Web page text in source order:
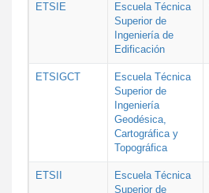
ETSIE
Escuela Técnica
Superior de
Ingeniería de
Edificación
ETSIGCT
Escuela Técnica
Superior de
Ingeniería
Geodésica,
Cartográfica y
Topográfica
ETSII
Escuela Técnica
Superior de